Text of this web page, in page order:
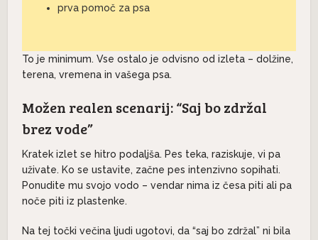
prva pomoč za psa
To je minimum. Vse ostalo je odvisno od izleta – dolžine,
terena, vremena in vašega psa.
Možen realen scenarij: “Saj bo zdržal
brez vode”
Kratek izlet se hitro podaljša. Pes teka, raziskuje, vi pa
uživate. Ko se ustavite, začne pes intenzivno sopihati.
Ponudite mu svojo vodo – vendar nima iz česa piti ali pa
noče piti iz plastenke.
Na tej točki večina ljudi ugotovi, da “saj bo zdržal” ni bila